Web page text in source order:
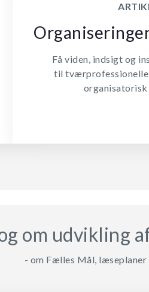
Få viden, indsigt og
til tværprofessionelle
om udvikling
- om Fælles Mål,